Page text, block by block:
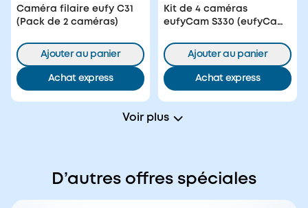
Caméra filaire eufy C31
(Pack de 2 caméras)
Ajouter au panier
Achat express
Kit de 4 caméras
eufyCam S330 (eufyCam
Ajouter au panier
Achat express
Voir plus
D’autres offres spéciales